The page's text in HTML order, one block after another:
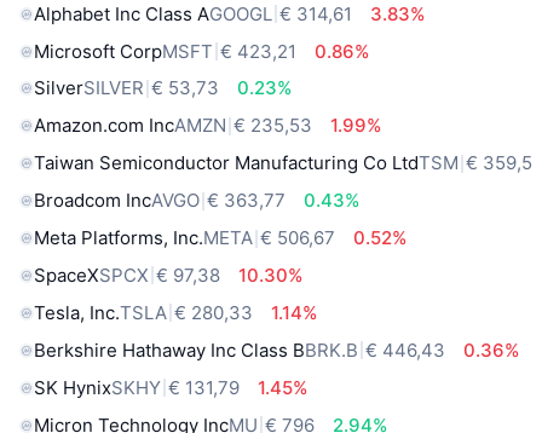
Alphabet Inc Class AGOOGL € 314,61
3.83%
Microsoft CorpMSFT € 423,21
0.86%
SilverSILVER € 53,73
0.23%
Amazon.com IncAMZN € 235,53
1.99%
Taiwan Semiconductor Manufacturing Co LtdTSM € 359,5
Broadcom IncAVGO € 363,77
0.43%
Meta Platforms, Inc.META € 506,67
0.52%
SpaceXSPCX € 97,38
10.30%
Tesla, Inc.TSLA € 280,33
1.14%
Berkshire Hathaway Inc Class BBRK.B € 446,43
0.36%
SK HynixSKHY € 131,79
1.45%
Micron Technology IncMU € 796
2.94%